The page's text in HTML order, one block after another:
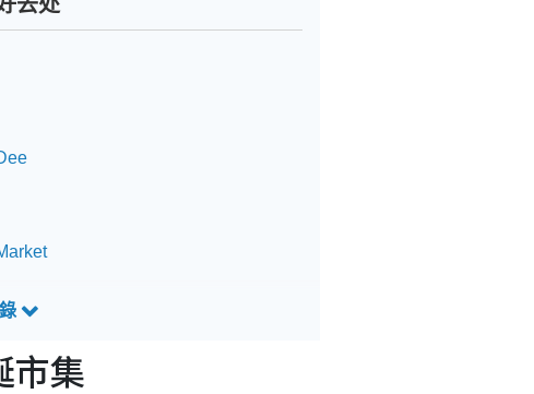
in Central
市集